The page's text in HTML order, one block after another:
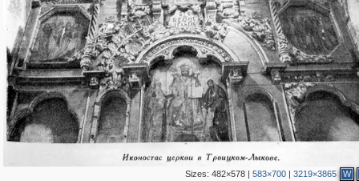
Sizes:482×578 |583×700 |3219×3865 W